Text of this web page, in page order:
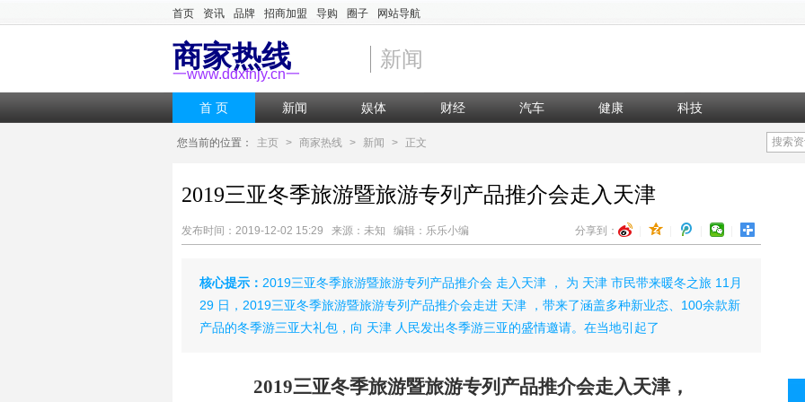
首页 资讯 品牌 招商加盟 导购 圈子 网站导航
商家热线
一www.ddxfnjy.cn一
新闻
首 页 新闻 娱体 财经 汽车 健康 科技
您当前的位置： 主页 > 商家热线 > 新闻 > 正文 搜索
2019三亚冬季旅游暨旅游专列产品推介会走入天津
分享到：
发布时间：2019-12-02 15:29 来源：未知 编辑：乐乐小编
核心提示： 2019三亚冬季旅游暨旅游专列产品推介会 走入天津 ， 为 天津 市民带来暖冬之旅 11月
29 日，2019三亚冬季旅游暨旅游专列产品推介会走进 天津 ，带来了涵盖多种新业态、100余款新
产品的冬季游三亚大礼包，向 天津 人民发出冬季游三亚的盛情邀请。在当地引起了
2019三亚冬季旅游暨旅游专列产品推介会走入天津，